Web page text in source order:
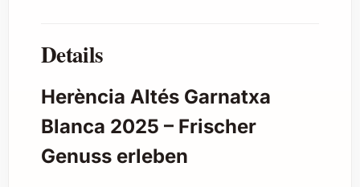
Details
Herència Altés Garnatxa
Blanca 2025 – Frischer
Genuss erleben